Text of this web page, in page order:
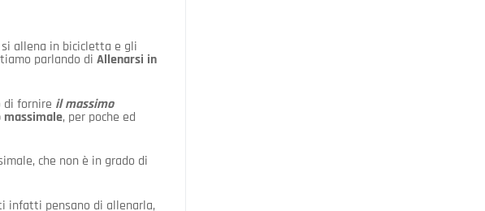
allena in bicicletta e gli
parlando di Allenarsi in
di fornire il massimo
, per poche ed
che non è in grado di
infatti pensano di allenarla,